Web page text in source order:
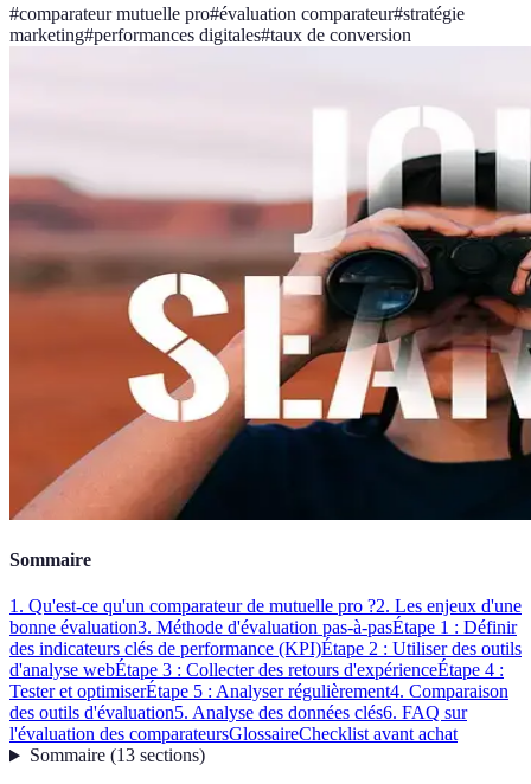
#comparateur mutuelle pro#évaluation comparateur#stratégie
marketing#performances digitales#taux de conversion
Sommaire
1. Qu'est-ce qu'un comparateur de mutuelle pro ?2. Les enjeux d'une
bonne évaluation3. Méthode d'évaluation pas-à-pasÉtape 1 : Définir
des indicateurs clés de performance (KPI)Étape 2 : Utiliser des outils
d'analyse webÉtape 3 : Collecter des retours d'expérienceÉtape 4 :
Tester et optimiserÉtape 5 : Analyser régulièrement4. Comparaison
des outils d'évaluation5. Analyse des données clés6. FAQ sur
l'évaluation des comparateursGlossaireChecklist avant achat
Sommaire(13 sections)